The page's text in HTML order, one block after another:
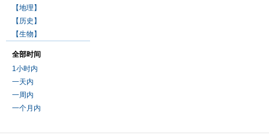
【地理】
【历史】
【生物】
全部时间
1小时内
一天内
一周内
一个月内